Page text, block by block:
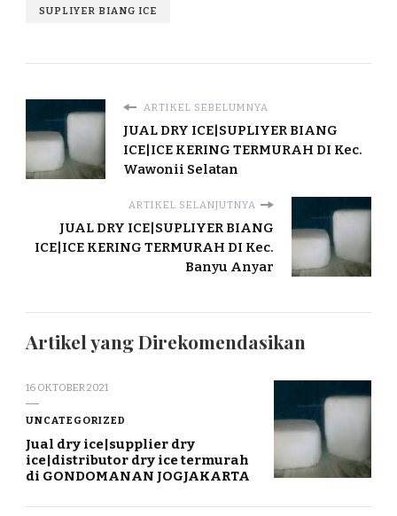
SUPLIYER BIANG ICE
ARTIKEL SEBELUMNYA
JUAL DRY ICE|SUPLIYER BIANG
ICE|ICE KERING TERMURAH DI Kec.
Wawonii Selatan
ARTIKEL SELANJUTNYA
JUAL DRY ICE|SUPLIYER BIANG
ICE|ICE KERING TERMURAH DI Kec.
Banyu Anyar
Artikel yang Direkomendasikan
16 OKTOBER 2021
UNCATEGORIZED
Jual dry ice|supplier dry
ice|distributor dry ice termurah
di GONDOMANAN JOGJAKARTA